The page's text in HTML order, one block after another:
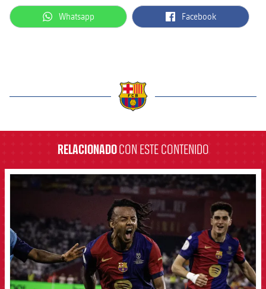
label.aria.whatsapp
Whatsapp label.aria.facebook
Facebook
RELACIONADOCON ESTE CONTENIDO
FCB Barcelona badge